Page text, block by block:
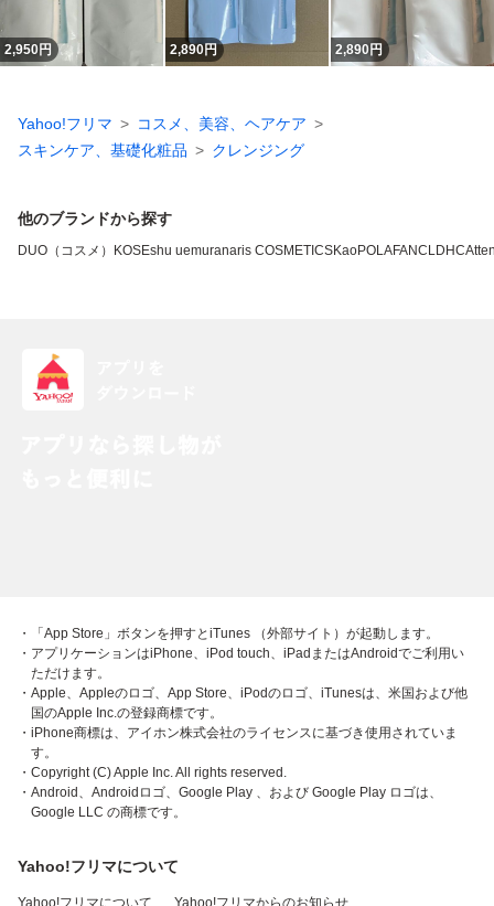
2,950円 2,890円 2,890円
Yahoo!フリマ
コスメ、美容、ヘアケア
スキンケア、基礎化粧品
クレンジング
他のブランドから探す
DUO（コスメ） KOSEshu uemuranaris COSMETICSKaoPOLAFANCLDHC
・「App Store」ボタンを押すとiTunes （外部サイト）が起動します。
・アプリケーションはiPhone、iPod touch、iPadまたはAndroidでご利用い
ただけます。
・Apple、Appleのロゴ、App Store、iPodのロゴ、iTunesは、米国および他
国のApple Inc.の登録商標です。
・iPhone商標は、アイホン株式会社のライセンスに基づき使用されていま
す。
・Copyright (C) Apple Inc. All rights reserved.
・Android、Androidロゴ、Google Play 、および Google Play ロゴは、
Google LLC の商標です。
Yahoo!フリマについて